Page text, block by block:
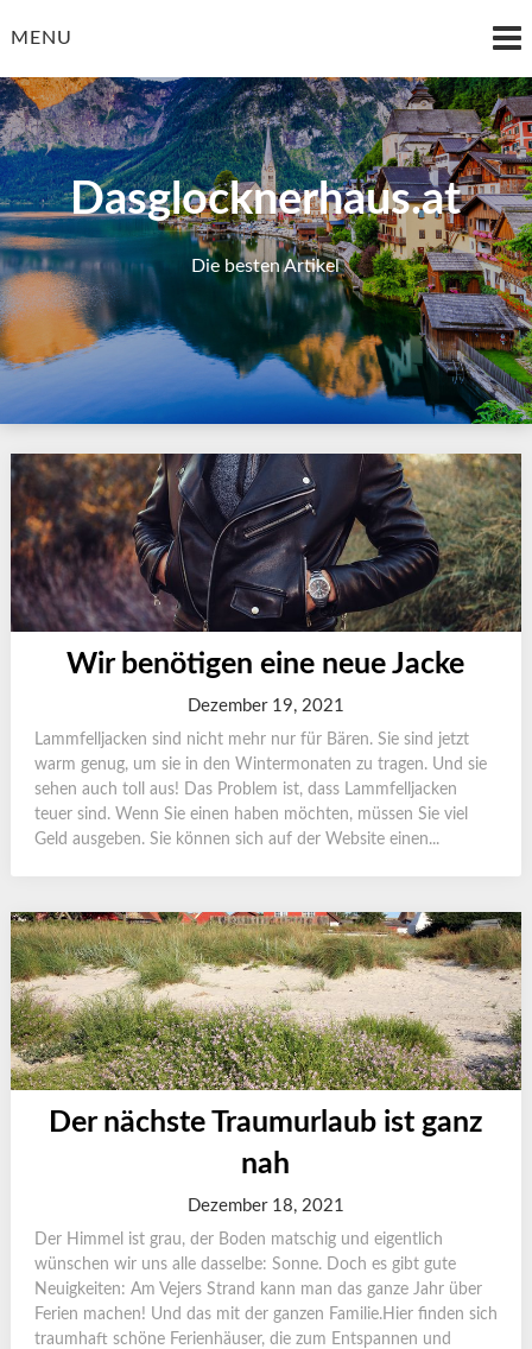
toMENU
Dasglocknerhaus.at
Die besten Artikel
Wir benötigen eine neue Jacke
Dezember 19, 2021
Lammfelljacken sind nicht mehr nur für Bären. Sie sind jetzt
warm genug, um sie in den Wintermonaten zu tragen. Und sie
sehen auch toll aus! Das Problem ist, dass Lammfelljacken
teuer sind. Wenn Sie einen haben möchten, müssen Sie viel
Geld ausgeben. Sie können sich auf der Website einen...
Der nächste Traumurlaub ist ganz
nah
Dezember 18, 2021
Der Himmel ist grau, der Boden matschig und eigentlich
wünschen wir uns alle dasselbe: Sonne. Doch es gibt gute
Neuigkeiten: Am Vejers Strand kann man das ganze Jahr über
Ferien machen! Und das mit der ganzen Familie.Hier finden sich
traumhaft schöne Ferienhäuser, die zum Entspannen und